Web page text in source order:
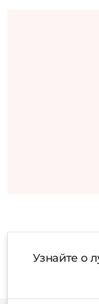
Узнайте о